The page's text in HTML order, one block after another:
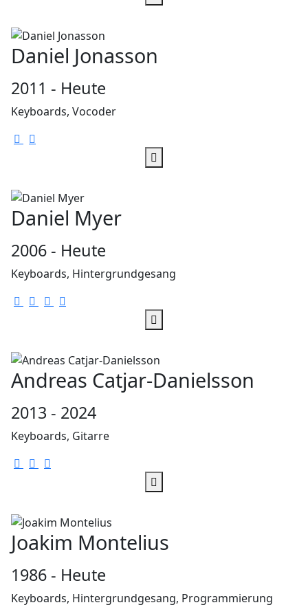
Covenant .
Heute besteht Covenant aus insgesamt vier Mitglieder:
Daniel Jonasson
2011 - Heute
Keyboards, Vocoder
Daniel Myer
2006 - Heute
Keyboards, Hintergrundgesang
Andreas Catjar-Danielsson
2013 - 2024
Keyboards, Gitarre
Joakim Montelius
1986 - Heute
Keyboards, Hintergrundgesang, Programmierung